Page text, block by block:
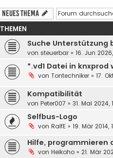
Neues Thema
THEMEN
Suche Unterstützung
von steuerbar » 16. Jun
*.vd1 Datei in knxprod
von Tontechniker » 17.
Kompatibilität
von Peter007 » 31. Mai 2024,
Selfbus-Logo
von RalfE » 19. Mär 2014,
Hilfe, programmieren
von Heikoho » 21. Mär